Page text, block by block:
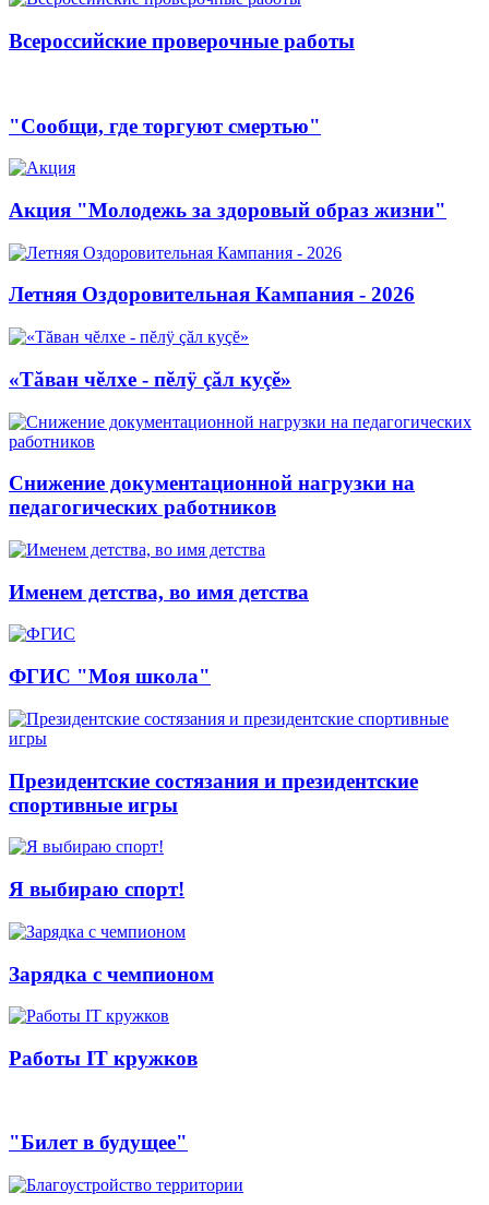
Всероссийские проверочные работы
"Сообщи, где торгуют смертью"
Акция "Молодежь за здоровый образ жизни"
Летняя Оздоровительная Кампания - 2026
«Тăван чĕлхе - пĕлÿ çăл куçĕ»
Снижение документационной нагрузки на
педагогических работников
Именем детства, во имя детства
ФГИС "Моя школа"
Президентские состязания и президентские
спортивные игры
Я выбираю спорт!
Зарядка с чемпионом
Работы IT кружков
"Билет в будущее"